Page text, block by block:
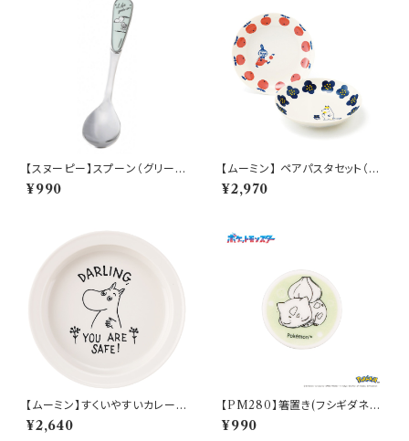
【スヌーピー】スプーン（グリー
ン）【シーズン】
¥990
【ムーミン】 ペアパスタセット（リ
トルミイ・スノークのおじょうさ
ん）【MM030】
¥2,970
【ムーミン】すくいやすいカレー皿
（ムーミン）【MM9000】MM9
001-320
¥2,640
【PM280】箸置き(フシギダネ)
【Daily Sketch】PM281-402
¥990